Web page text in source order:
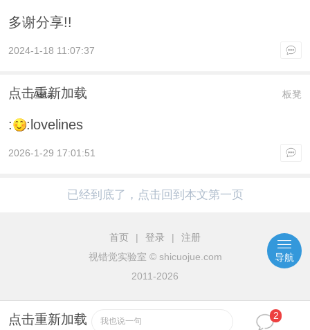
多谢分享!!
2024-1-18 11:07:37
点击重新加载 板凳
Asta
: :lovelines
2026-1-29 17:01:51
点击重新加载 我也说一句
2
已经到底了，点击回到本文第一页
首页 | 登录 |
注册
视错觉实验室 © shicuojue.com
2011-2026
导航